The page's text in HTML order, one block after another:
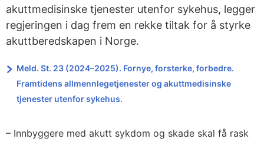
akuttmedisinske tjenester utenfor sykehus, legger
regjeringen i dag frem en rekke tiltak for å styrke
akuttberedskapen i Norge.
Meld. St. 23 (2024–2025). Fornye, forsterke, forbedre.
Framtidens allmennlegetjenester og akuttmedisinske
tjenester utenfor sykehus.
– Innbyggere med akutt sykdom og skade skal få rask